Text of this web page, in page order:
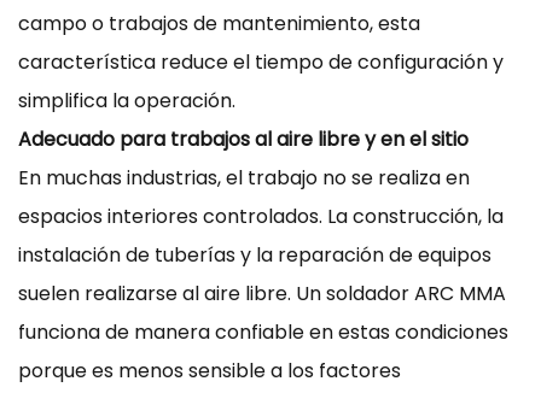
campo o trabajos de mantenimiento, esta
característica reduce el tiempo de configuración y
simplifica la operación.
Adecuado para trabajos al aire libre y en el sitio
En muchas industrias, el trabajo no se realiza en
espacios interiores controlados. La construcción, la
instalación de tuberías y la reparación de equipos
suelen realizarse al aire libre. Un soldador ARC MMA
funciona de manera confiable en estas condiciones
porque es menos sensible a los factores